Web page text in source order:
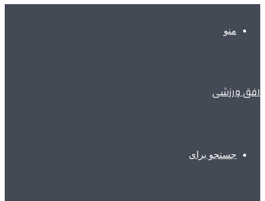
منو
افق ورزشی
جستجو برای